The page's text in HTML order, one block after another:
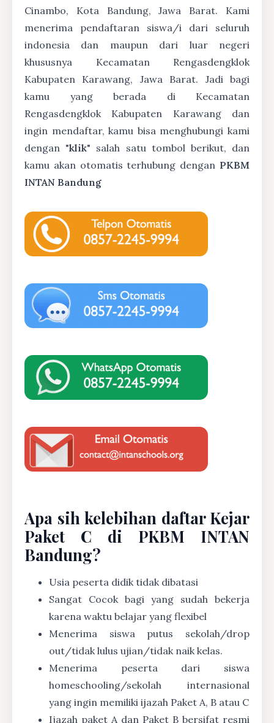
Cinambo, Kota Bandung, Jawa Barat. Kami
menerima pendaftaran siswa/i dari seluruh
indonesia dan maupun dari luar negeri
khususnya Kecamatan Rengasdengklok
Kabupaten Karawang, Jawa Barat. Jadi bagi
kamu yang berada di Kecamatan
Rengasdengklok Kabupaten Karawang dan
ingin mendaftar, kamu bisa menghubungi kami
dengan "klik" salah satu tombol berikut, dan
kamu akan otomatis terhubung dengan PKBM
INTAN Bandung
Apa sih kelebihan daftar Kejar
Paket C di PKBM INTAN
Bandung?
Usia peserta didik tidak dibatasi
Sangat Cocok bagi yang sudah bekerja
karena waktu belajar yang flexibel
Menerima siswa putus sekolah/drop
out/tidak lulus ujian/tidak naik kelas.
Menerima peserta dari siswa
homeschooling/sekolah internasional
yang ingin memiliki ijazah Paket A, B atau C
Ijazah paket A dan Paket B bersifat resmi